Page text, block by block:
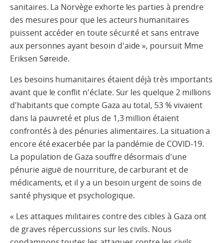
sanitaires. La Norvège exhorte les parties à prendre
des mesures pour que les acteurs humanitaires
puissent accéder en toute sécurité et sans entrave
aux personnes ayant besoin d'aide », poursuit Mme
Eriksen Søreide.
Les besoins humanitaires étaient déjà très importants
avant que le conflit n'éclate. Sur les quelque 2 millions
d'habitants que compte Gaza au total, 53 % vivaient
dans la pauvreté et plus de 1,3 million étaient
confrontés à des pénuries alimentaires. La situation a
encore été exacerbée par la pandémie de COVID-19.
La population de Gaza souffre désormais d'une
pénurie aiguë de nourriture, de carburant et de
médicaments, et il y a un besoin urgent de soins de
santé physique et psychologique.
« Les attaques militaires contre des cibles à Gaza ont
de graves répercussions sur les civils. Nous